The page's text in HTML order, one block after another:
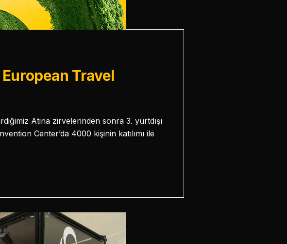
Travel
Atina zirvelerinden sonra 3. yurtdışı
Center’da 4000 kişinin katılımı ile